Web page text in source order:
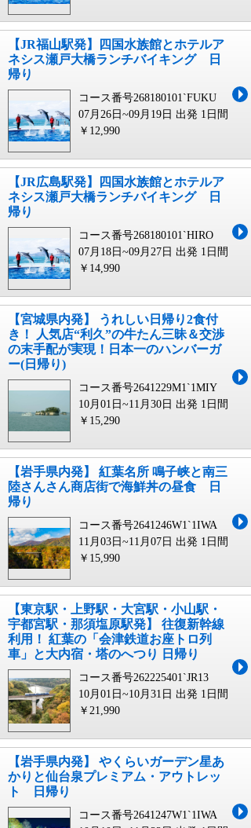
【JR福山駅発】四国水族館とホテルア
ネシス瀬戸大橋ランチバイキング 日
帰り
コース番号268180101`FUKU
07月26日~09月19日 出発 1日間
￥12,990
【JR広島駅発】四国水族館とホテルア
ネシス瀬戸大橋ランチバイキング 日
帰り
コース番号268180101`HIRO
07月18日~09月27日 出発 1日間
￥14,990
【宮城県内発】 うれしい日帰り2食付
き！ 人気店“利久”の牛たん三昧＆交渉
の末手配が実現！日本一のハンバーガ
ー(日帰り)
コース番号2641229M1`1MIY
10月01日~11月30日 出発 1日間
￥15,290
【岩手県内発】 紅葉名所 鳴子峡と南三
陸さんさん商店街で海鮮丼の昼食 日
帰り
コース番号2641246W1`1IWA
11月03日~11月07日 出発 1日間
￥15,990
【東京駅・上野駅・大宮駅・小山駅・
宇都宮駅・那須塩原駅発】 往復新幹線
利用！ 紅葉の「会津鉄道お座トロ列
車」と大内宿・塔のへつり 日帰り
コース番号262225401`JR13
10月01日~10月31日 出発 1日間
￥21,990
【岩手県内発】 やくらいガーデン星あ
かりと仙台泉プレミアム・アウトレッ
ト 日帰り
コース番号2641247W1`1IWA